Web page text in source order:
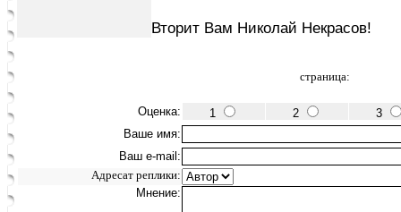
Вторит Вам Николай Некрасов!
страница:
Оценка: 1 2
3
Ваше имя:
Ваш e-mail:
Адресат реплики:
Мнение: